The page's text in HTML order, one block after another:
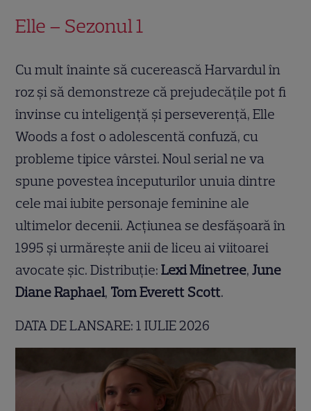
Elle – Sezonul 1
Cu mult înainte să cucerească Harvardul în
roz și să demonstreze că prejudecățile pot fi
învinse cu inteligență și perseverență, Elle
Woods a fost o adolescentă confuză, cu
probleme tipice vârstei. Noul serial ne va
spune povestea începuturilor unuia dintre
cele mai iubite personaje feminine ale
ultimelor decenii. Acțiunea se desfășoară în
1995 și urmărește anii de liceu ai viitoarei
avocate șic. Distribuție:Lexi Minetree,June
Diane Raphael, Tom Everett Scott.
DATA DE LANSARE: 1 IULIE 2026